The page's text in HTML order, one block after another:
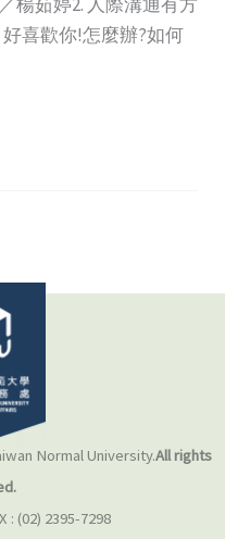
喜歡你!怎麼辦?如何
Normal University.All rights
: (02) 2395-7298